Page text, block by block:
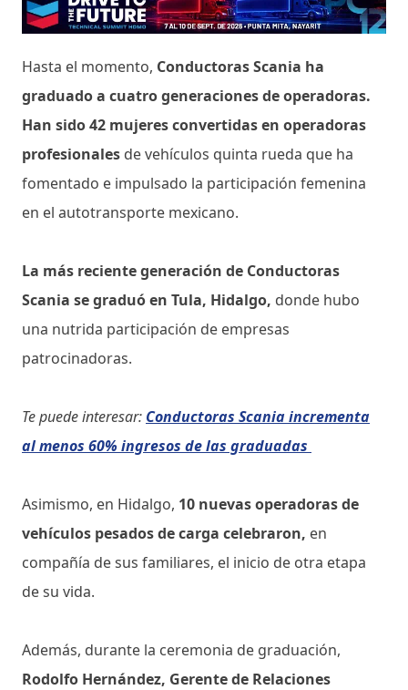
Hasta el momento, Conductoras Scania ha
graduado a cuatro generaciones de operadoras.
Han sido 42 mujeres convertidas en operadoras
profesionales de vehículos quinta rueda que ha
fomentado e impulsado la participación femenina
en el autotransporte mexicano.
La más reciente generación de Conductoras
Scania se graduó en Tula, Hidalgo, donde hubo
una nutrida participación de empresas
patrocinadoras.
Te puede interesar: Conductoras Scania incrementa
al menos 60% ingresos de las graduadas
Asimismo, en Hidalgo, 10 nuevas operadoras de
vehículos pesados de carga celebraron, en
compañía de sus familiares, el inicio de otra etapa
de su vida.
Además, durante la ceremonia de graduación,
Rodolfo Hernández, Gerente de Relaciones